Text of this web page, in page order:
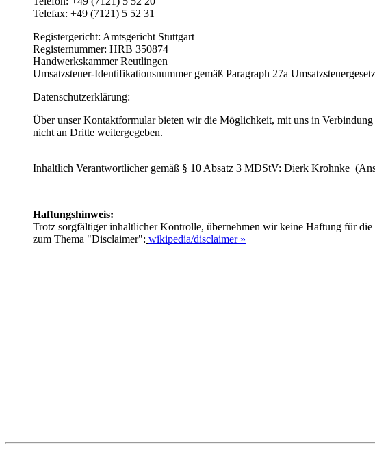
Telefax: +49 (7121) 5 52 31
Registergericht: Amtsgericht Stuttgart
Registernummer: HRB 350874
Handwerkskammer Reutlingen
Umsatzsteuer-Identifikationsnummer gemäß Paragraph 27a
Datenschutzerklärung:
Über unser Kontaktformular bieten wir die Möglichkeit, mit uns in
nicht an Dritte weitergegeben.
Inhaltlich Verantwortlicher gemäß § 10 Absatz 3 MDStV: Dierk Krohnke
Haftungshinweis:
Trotz sorgfältiger inhaltlicher Kontrolle, übernehmen wir keine Haftung für
zum Thema "Disclaimer": wikipedia/disclaimer »